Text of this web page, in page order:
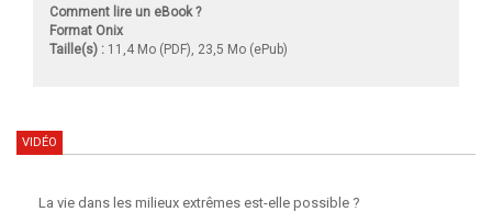
Comment lire un eBook ?
Format Onix
Taille(s) : 11,4 Mo (PDF), 23,5 Mo (ePub)
VIDÉO
La vie dans les milieux extrêmes est-elle possible ?